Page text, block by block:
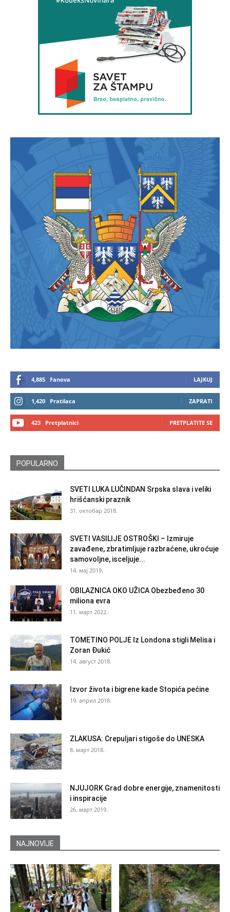
4,885 Fanova LAJKUJ
1,420 Pratilaca ZAPRATI
423 Pretplatnici PRETPLATITE SE
POPULARNO
SVETI LUKA LUČINDAN Srpska slava i veliki
hrišćanski praznik
31. октобар 2018.
SVETI VASILIJE OSTROŠKI – Izmiruje
zavađene, zbratimljuje razbraćene, ukroćuje
samovoljne, isceljuje...
14. мај 2019.
OBILAZNICA OKO UŽICA Obezbeđeno 30
miliona evra
11. март 2022.
TOMETINO POLJE Iz Londona stigli Melisa i
Zoran Đukić
14. август 2018.
Izvor života i bigrene kade Stopića pećine
19. април 2018.
ZLAKUSA: Crepuljari stigoše do UNESKA
8. март 2018.
NJUJORK Grad dobre energije, znamenitosti
i inspiracije
26. март 2019.
NAJNOVIJE